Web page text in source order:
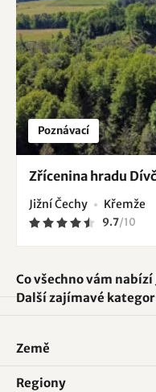
Poznávací
Zřícenina hradu
Jižní Čechy Křemže
9.7/10
Co všechno vám nabízí
Další zajímavé
Země
Regiony